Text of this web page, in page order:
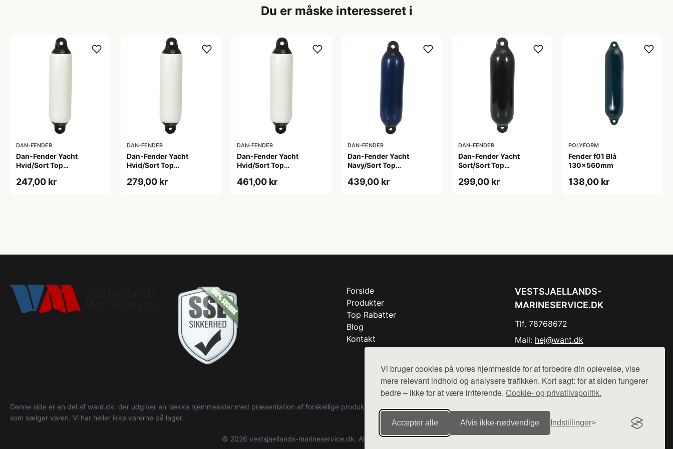
Vi bruger cookies på vores hjemmeside for at forbedre din oplevelse, vise
mere relevant indhold og analysere trafikken. Kort sagt: for at siden fungerer
bedre – ikke for at være irriterende. Cookie- og privatlivspolitik.
Accepter alle Afvis ikke‑nødvendige Indstillinger
Du er måske interesseret i
DAN-FENDER
Dan-Fender Yacht
Hvid/Sort Top
247,00 kr
DAN-FENDER
Dan-Fender Yacht
Hvid/Sort Top
279,00 kr
DAN-FENDER
Dan-Fender Yacht
Hvid/Sort Top
461,00 kr
DAN-FENDER
Dan-Fender Yacht
Navy/Sort Top
439,00 kr
DAN-FENDER
Dan-Fender Yacht
Sort/Sort Top
299,00 kr
POLYFORM
Fender f01 Blå
130x560mm
138,00 kr
Forside
Produkter
Top Rabatter
Blog
Kontakt
VESTSJAELLANDS-
MARINESERVICE.DK
Tlf. 78768672
Mail: hej@want.dk
Denne side er en del af want.dk, der udgiver en række hjemmesider med præsentation af forskellige produkter fra diverse webshops. Der sælges ikke varer fra denne side - vi henviser til de shops,
som sælger varen. Vi har heller ikke varerne på lager.
© 2026 vestsjaellands-marineservice.dk. Alle rettigheder forbeholdes.